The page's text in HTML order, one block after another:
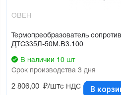
ОВЕН
Термопреобразователь
ДТС335Л-50М.В3.100
В наличии 10 шт
Срок производства 3 дня
2 806,00 ₽/штс НДС В